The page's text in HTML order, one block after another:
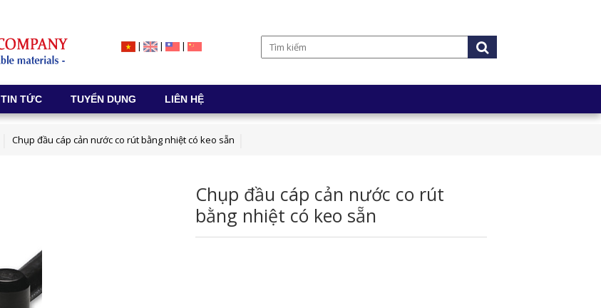
| | |
TIN TỨC TUYỂN DỤNG LIÊN HỆ
Chụp đầu cáp cản nước co rút bằng nhiệt có keo sẵn
Chụp đầu cáp cản nước co rút
bằng nhiệt có keo sẵn